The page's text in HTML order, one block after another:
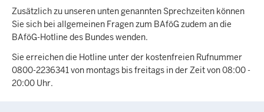
Zusätzlich zu unseren unten genannten Sprechzeiten können
Sie sich bei allgemeinen Fragen zum BAföG zudem an die
BAföG-Hotline des Bundes wenden.
Sie erreichen die Hotline unter der kostenfreien Rufnummer
0800-2236341 von montags bis freitags in der Zeit von 08:00 -
20:00 Uhr.